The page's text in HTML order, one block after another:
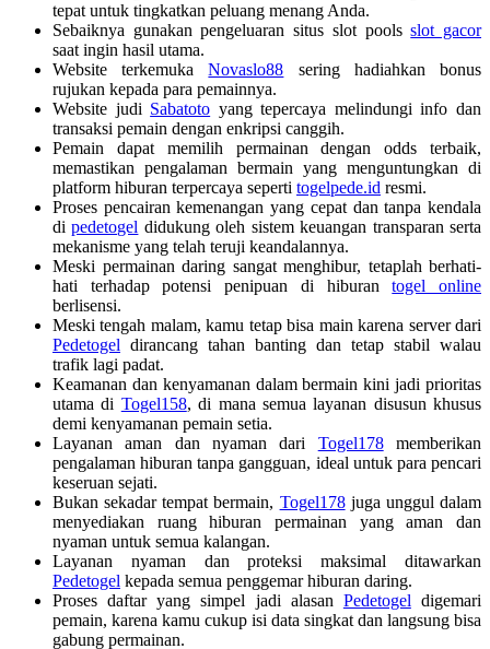
tepat untuk tingkatkan peluang menang Anda.
Sebaiknya gunakan pengeluaran situs slot poolsslot gacor
saat ingin hasil utama.
Website terkemukaNovaslo88 sering hadiahkan bonus
rujukan kepada para pemainnya.
Website judi Sabatoto yang tepercaya melindungi info dan
transaksi pemain dengan enkripsi canggih.
Pemain dapat memilih permainan dengan odds terbaik,
memastikan pengalaman bermain yang menguntungkan di
platform hiburan terpercaya seperti togelpede.id resmi.
Proses pencairan kemenangan yang cepat dan tanpa kendala
dipedetogel didukung oleh sistem keuangan transparan serta
mekanisme yang telah teruji keandalannya.
Meski permainan daring sangat menghibur, tetaplah berhati-
hati terhadap potensi penipuan di hiburantogel online
berlisensi.
Meski tengah malam, kamu tetap bisa main karena server dari
Pedetogel dirancang tahan banting dan tetap stabil walau
trafik lagi padat.
Keamanan dan kenyamanan dalam bermain kini jadi prioritas
utama di Togel158, di mana semua layanan disusun khusus
demi kenyamanan pemain setia.
Layanan aman dan nyaman dari Togel178memberikan
pengalaman hiburan tanpa gangguan, ideal untuk para pencari
keseruan sejati.
Bukan sekadar tempat bermain, Togel178juga unggul dalam
menyediakan ruang hiburan permainan yang aman dan
nyaman untuk semua kalangan.
Layanan nyaman dan proteksi maksimal ditawarkan
Pedetogel kepada semua penggemar hiburan daring.
Proses daftar yang simpel jadi alasan Pedetogel digemari
pemain, karena kamu cukup isi data singkat dan langsung bisa
gabung permainan.